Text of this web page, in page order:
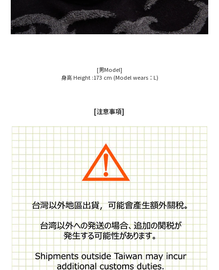
[男Model]
身高 Height :173 cm (Model wears：L)
[注意事項]